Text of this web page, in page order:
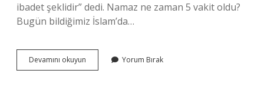
ibadet şeklidir” dedi. Namaz ne zaman 5 vakit oldu?
Bugün bildiğimiz İslam’da…
Devamını okuyun
5
Yorum Bırak